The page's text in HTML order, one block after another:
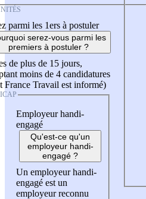
parmi les 1ers à postuler
serez-vous parmi les
premiers à postuler ?
de plus de 15 jours,
moins de 4 candidatures
France Travail est informé)
Employeur handi-
engagé
Qu'est-ce qu'un
employeur handi-
engagé ?
Un employeur handi-
engagé est un
employeur reconnu